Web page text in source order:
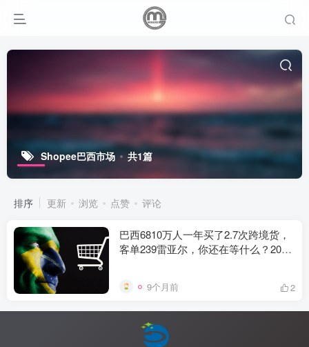
Shopee巴西市场 共1篇
排序 更新 浏览 点赞 评论
巴西6810万人一年买了2.7次跨境货，
客单239雷亚尔，你还在等什么？2025
9个月前 2